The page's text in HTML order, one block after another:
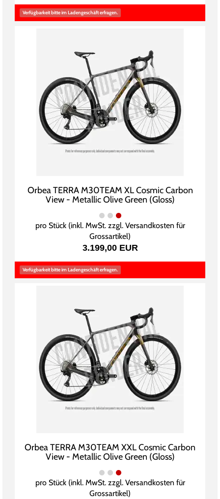
Verfügbarkeit bitte im Ladengeschäft erfragen.
Orbea TERRA M30TEAM XL Cosmic Carbon
View - Metallic Olive Green (Gloss)
pro Stück (inkl. MwSt. zzgl. Versandkosten für
Grossartikel)
3.199,00 EUR
Verfügbarkeit bitte im Ladengeschäft erfragen.
Orbea TERRA M30TEAM XXL Cosmic Carbon
View - Metallic Olive Green (Gloss)
pro Stück (inkl. MwSt. zzgl. Versandkosten für
Grossartikel)